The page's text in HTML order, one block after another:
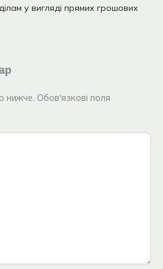
у вигляді прямих грошових
нижче. Обов'язкові поля